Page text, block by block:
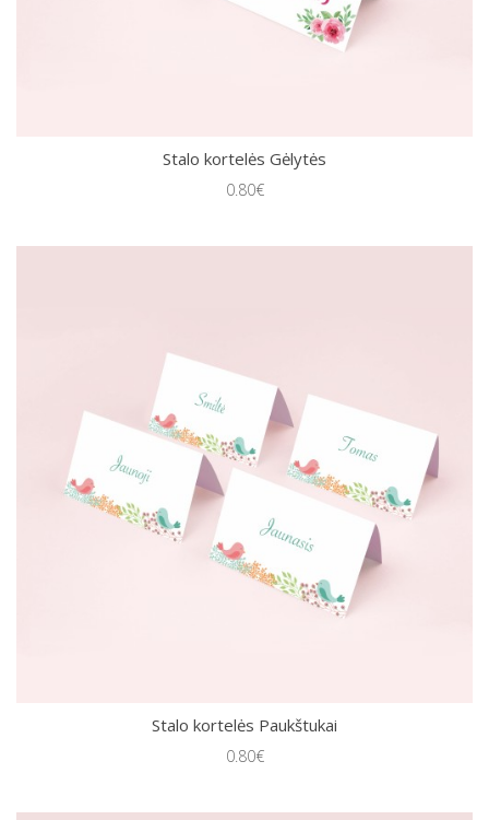
Stalo kortelės Gėlytės
0.80€
Stalo kortelės Paukštukai
0.80€